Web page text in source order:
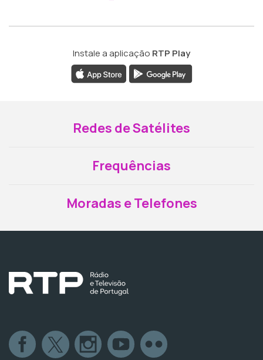
Instale a aplicação RTP Play
Redes de Satélites
Frequências
Moradas e Telefones